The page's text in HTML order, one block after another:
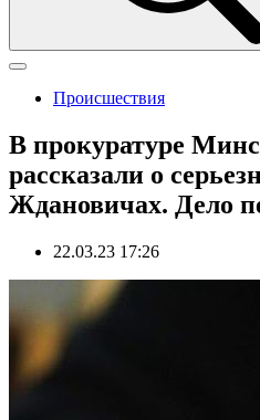
Происшествия
В прокуратуре
рассказали о
Ждановичах. Дело
22.03.23 17:26